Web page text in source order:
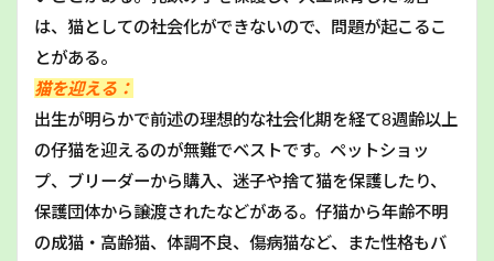
は、猫としての社会化ができないので、問題が起こるこ
とがある。
猫を迎える：
出生が明らかで前述の理想的な社会化期を経て8週齢以上
の仔猫を迎えるのが無難でベストです。ペットショッ
プ、ブリーダーから購入、迷子や捨て猫を保護したり、
保護団体から譲渡されたなどがある。仔猫から年齢不明
の成猫・高齢猫、体調不良、傷病猫など、また性格もバ